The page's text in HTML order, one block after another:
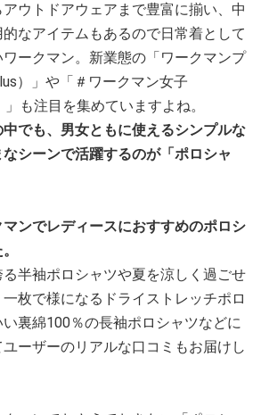
ウトドアウェアまで豊富に揃い、中
なアイテムもあるので日常着として
ークマン。新業態の「ワークマンプ
）」や「＃ワークマン女子
」も注目を集めていますよね。
でも、男女ともに使えるシンプルな
シーンで活躍するのが「ポロシャ
ンでレディースにおすすめのポロシ
半袖ポロシャツや夏を涼しく過ごせ
枚で様になるドライストレッチポロ
裏綿100％の長袖ポロシャツなどに
ーザーのリアルな口コミもお届けし